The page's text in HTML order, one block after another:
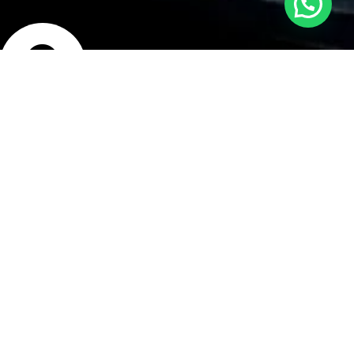
Estamos en línea para ayudarte